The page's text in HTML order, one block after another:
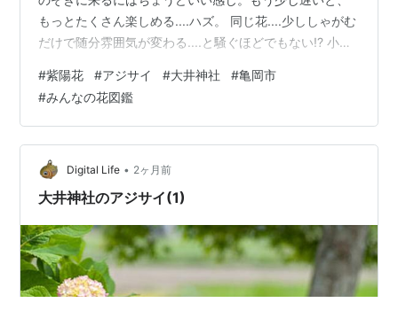
もっとたくさん楽しめる....ハズ。 同じ花....少ししゃがむ
だけで随分雰囲気が変わる....と騒ぐほどでもない!? 小さ
の疑問....花の色は土がアルカリ性か酸性で決まるとか。
赤－紫ー青と咲いてるけど、ここの土は何性?? ここまで
の写真は神社の境内の外。境内にも咲いてたんで....つづ
く。 ランキング参加中gooからきました ランキング参加
中写真・カメラ ランキング参加中ガジェット …
#紫陽花 #アジサイ #大井神社 #亀岡市
#みんなの花図鑑
Digital Life • 2ヶ月前
大井神社のアジサイ(1)